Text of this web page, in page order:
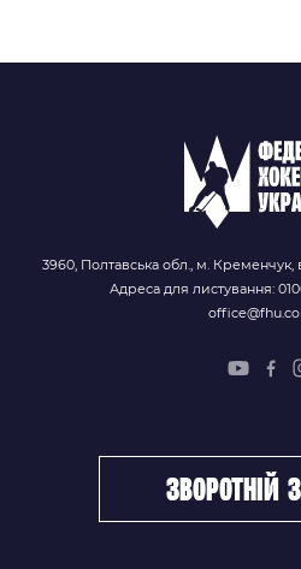
3960, Полтавська обл., м. Кременчук,
Адреса для листування:
зворотній